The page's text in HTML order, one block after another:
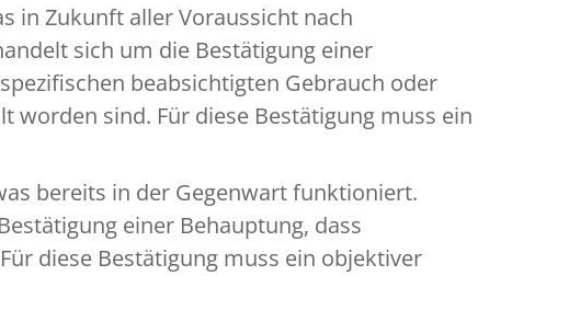
in Zukunft aller Voraussicht nach
sich um die Bestätigung einer
beabsichtigten Gebrauch oder
worden sind. Für diese Bestätigung muss ein
bereits in der Gegenwart funktioniert.
einer Behauptung, dass
diese Bestätigung muss ein objektiver